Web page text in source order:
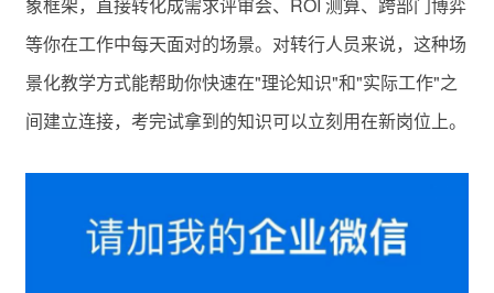
等你在工作中每天面对的场景。对转行人员来说，这种场
景化教学方式能帮助你快速在"理论知识"和"实际工作"之
间建立连接，考完试拿到的知识可以立刻用在新岗位上。